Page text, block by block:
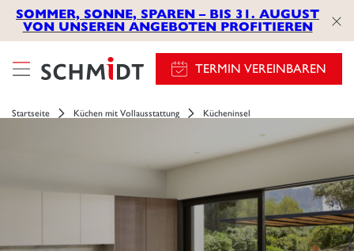
SOMMER, SONNE, SPAREN – BIS 31. AUGUST
VON UNSEREN ANGEBOTEN PROFITIEREN
TERMIN VEREINBAREN
Startseite Küchen mit Vollausstattung Kücheninsel